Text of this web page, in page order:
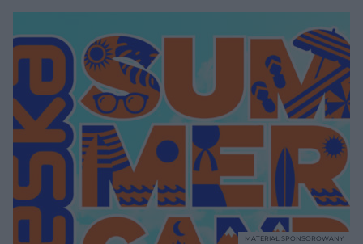
MATERIAŁ SPONSOROWANY